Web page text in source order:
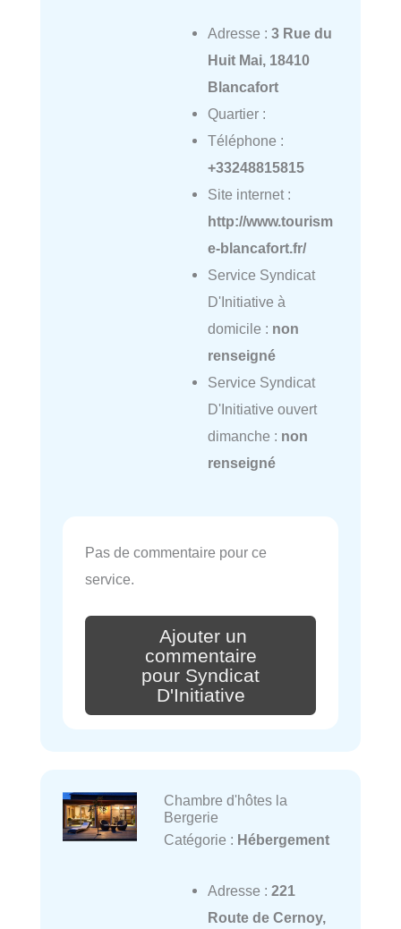
Adresse : 3 Rue du
Huit Mai, 18410
Blancafort
Quartier :
Téléphone :
+33248815815
Site internet :
http://www.tourism
e-blancafort.fr/
Service Syndicat
D'Initiative à
domicile : non
renseigné
Service Syndicat
D'Initiative ouvert
dimanche : non
renseigné
Pas de commentaire pour ce
service.
Ajouter un
commentaire
pour Syndicat
D'Initiative
Chambre d'hôtes la
Bergerie
Catégorie : Hébergement
Adresse : 221
Route de Cernoy,